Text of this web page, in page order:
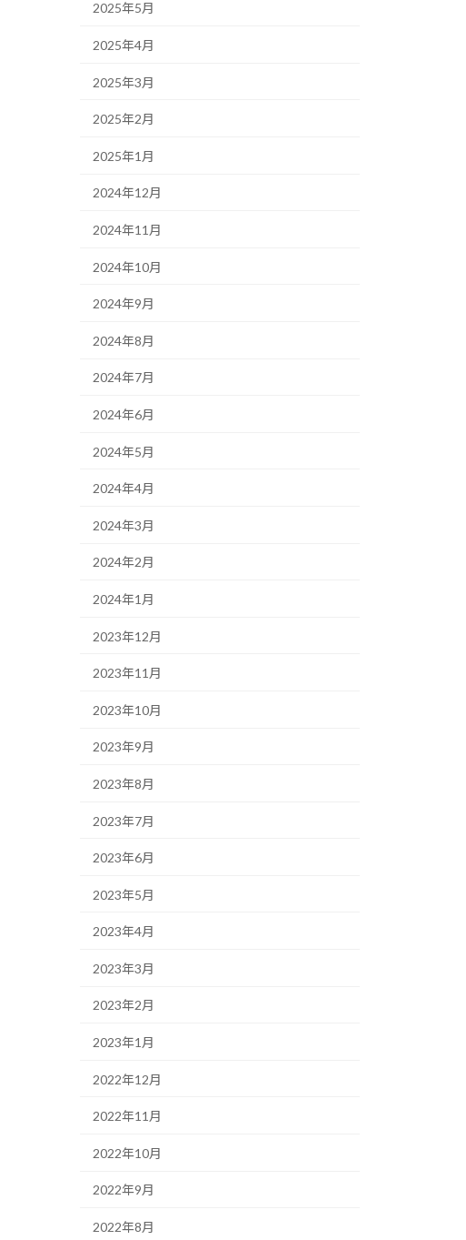
2025年5月
2025年4月
2025年3月
2025年2月
2025年1月
2024年12月
2024年11月
2024年10月
2024年9月
2024年8月
2024年7月
2024年6月
2024年5月
2024年4月
2024年3月
2024年2月
2024年1月
2023年12月
2023年11月
2023年10月
2023年9月
2023年8月
2023年7月
2023年6月
2023年5月
2023年4月
2023年3月
2023年2月
2023年1月
2022年12月
2022年11月
2022年10月
2022年9月
2022年8月